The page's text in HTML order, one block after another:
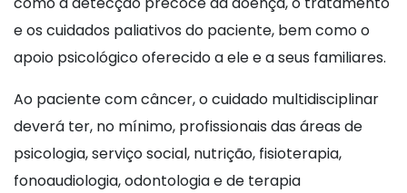
e os cuidados paliativos do paciente, bem como o
apoio psicológico oferecido a ele e a seus familiares.
Ao paciente com câncer, o cuidado multidisciplinar
deverá ter, no mínimo, profissionais das áreas de
psicologia, serviço social, nutrição, fisioterapia,
fonoaudiologia, odontologia e de terapia